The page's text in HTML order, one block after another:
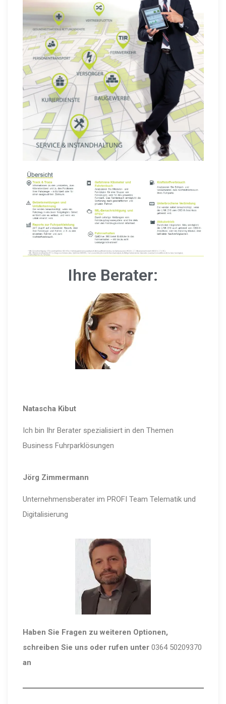
Ihre Berater:
Natascha Kibut
Ich bin Ihr Berater spezialisiert in den Themen
Business Fuhrparklösungen
Jörg Zimmermann
Unternehmensberater im PROFI Team Telematik und
Digitalisierung
Haben Sie Fragen zu weiteren Optionen,
schreiben Sie uns oder rufen unter 0364 50209370
an